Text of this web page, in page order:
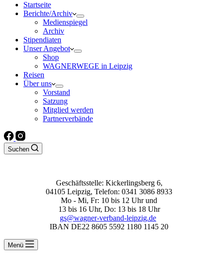
Startseite
Berichte/Archiv
Medienspiegel
Archiv
Stipendiaten
Unser Angebot
Shop
WAGNERWEGE in Leipzig
Reisen
Über uns
Vorstand
Satzung
Mitglied werden
Partnerverbände
Suchen
Geschäftsstelle: Kickerlingsberg 6,
04105 Leipzig, Telefon: 0341 3086 8933
Mo - Mi, Fr: 10 bis 12 Uhr und
13 bis 16 Uhr, Do: 13 bis 18 Uhr
gs@wagner-verband-leipzig.de
IBAN DE22 8605 5592 1180 1145 20
Menü